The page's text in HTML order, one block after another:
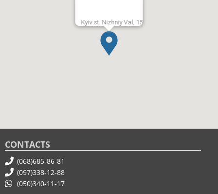
Kyiv st. Nizhniy Val, 15
CONTACTS
(068)685-86-81
(097)338-12-88
(050)340-11-17